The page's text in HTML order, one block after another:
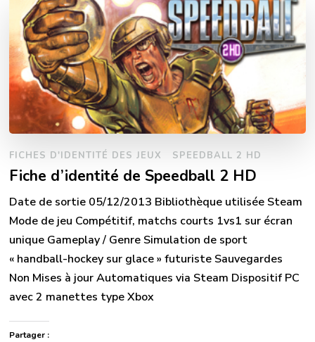
FICHES D'IDENTITÉ DES JEUX SPEEDBALL 2 HD
Fiche d’identité de Speedball 2 HD
Date de sortie 05/12/2013 Bibliothèque utilisée Steam
Mode de jeu Compétitif, matchs courts 1vs1 sur écran
unique Gameplay / Genre Simulation de sport
« handball-hockey sur glace » futuriste Sauvegardes
Non Mises à jour Automatiques via Steam Dispositif PC
avec 2 manettes type Xbox
Partager :